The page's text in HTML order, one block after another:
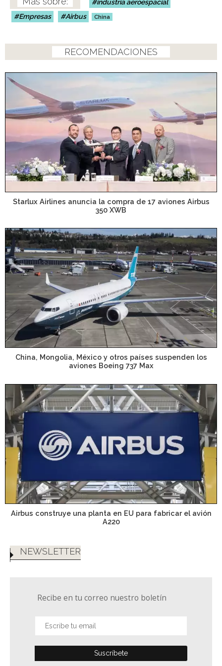
industria aeroespacial
Empresas
Airbus China
RECOMENDACIONES
Starlux Airlines anuncia la compra de 17 aviones Airbus
350 XWB
China, Mongolia, México y otros países suspenden los
aviones Boeing 737 Max
Airbus construye una planta en EU para fabricar el avión
A220
NEWSLETTER
Recibe en tu correo nuestro boletín